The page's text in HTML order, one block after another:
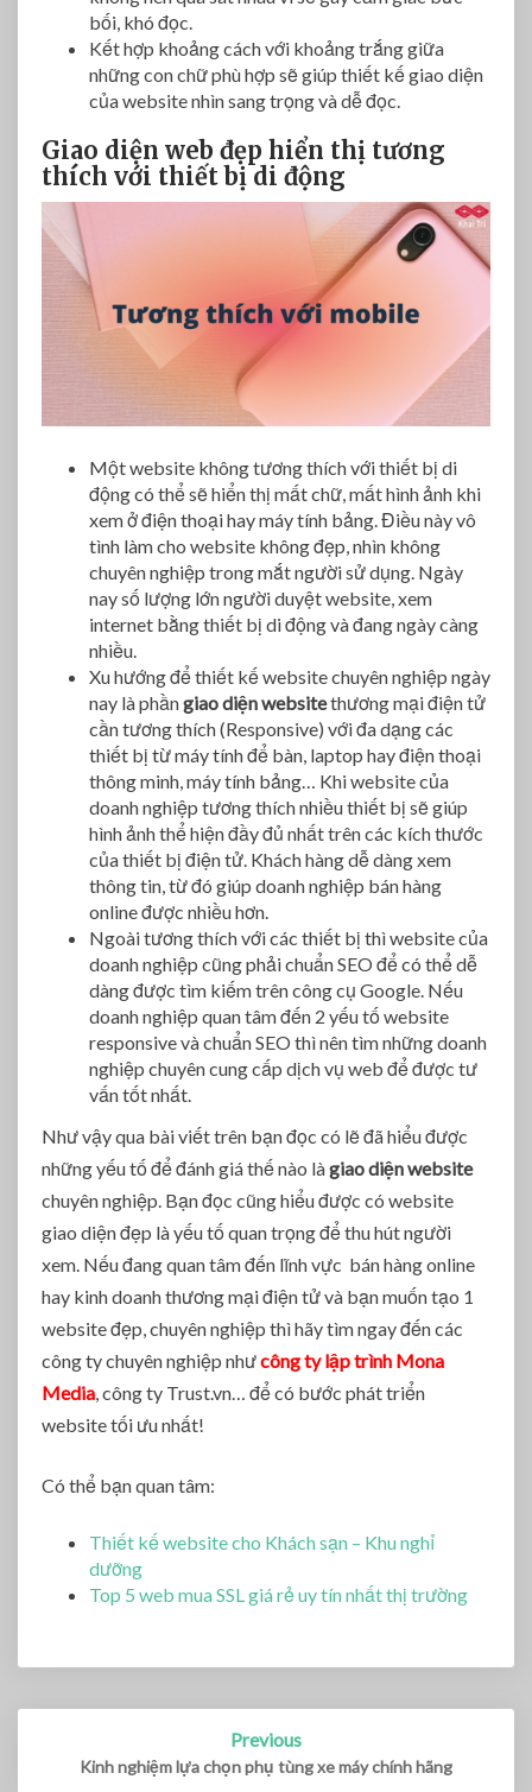
bối, khó đọc.
Kết hợp khoảng cách với khoảng trắng giữa
những con chữ phù hợp sẽ giúp thiết kế giao diện
của website nhìn sang trọng và dễ đọc.
Giao diện web đẹp hiển thị tương
thích với thiết bị di động
Một website không tương thích với thiết bị di
động có thể sẽ hiển thị mất chữ, mất hình ảnh khi
xem ở điện thoại hay máy tính bảng. Điều này vô
tình làm cho website không đẹp, nhìn không
chuyên nghiệp trong mắt người sử dụng. Ngày
nay số lượng lớn người duyệt website, xem
internet bằng thiết bị di động và đang ngày càng
nhiều.
Xu hướng để thiết kế website chuyên nghiệp ngày
nay là phầngiao diện websitethương mại điện tử
cần tương thích (Responsive) với đa dạng các
thiết bị từ máy tính để bàn, laptop hay điện thoại
thông minh, máy tính bảng… Khi website của
doanh nghiệp tương thích nhiều thiết bị sẽ giúp
hình ảnh thể hiện đầy đủ nhất trên các kích thước
của thiết bị điện tử. Khách hàng dễ dàng xem
thông tin, từ đó giúp doanh nghiệp bán hàng
online được nhiều hơn.
Ngoài tương thích với các thiết bị thì website của
doanh nghiệp cũng phải chuẩn SEO để có thể dễ
dàng được tìm kiếm trên công cụ Google. Nếu
doanh nghiệp quan tâm đến 2 yếu tố website
responsive và chuẩn SEO thì nên tìm những doanh
nghiệp chuyên cung cấp dịch vụ web để được tư
vấn tốt nhất.
Như vậy qua bài viết trên bạn đọc có lẽ đã hiểu được
những yếu tố để đánh giá thế nào làgiao diện website
chuyên nghiệp. Bạn đọc cũng hiểu được có website
giao diện đẹp là yếu tố quan trọng để thu hút người
xem. Nếu đang quan tâm đến lĩnh vực bán hàng online
hay kinh doanh thương mại điện tử và bạn muốn tạo 1
website đẹp, chuyên nghiệp thì hãy tìm ngay đến các
công ty chuyên nghiệp nhưcông ty lập trình Mona
Media, công ty Trust.vn… để có bước phát triển
website tối ưu nhất!
Có thể bạn quan tâm:
Thiết kế website cho Khách sạn – Khu nghỉ
dưỡng
Top 5 web mua SSL giá rẻ uy tín nhất thị trường
navigation
Previous
Kinh nghiệm lựa chọn phụ tùng xe máy chính hãng